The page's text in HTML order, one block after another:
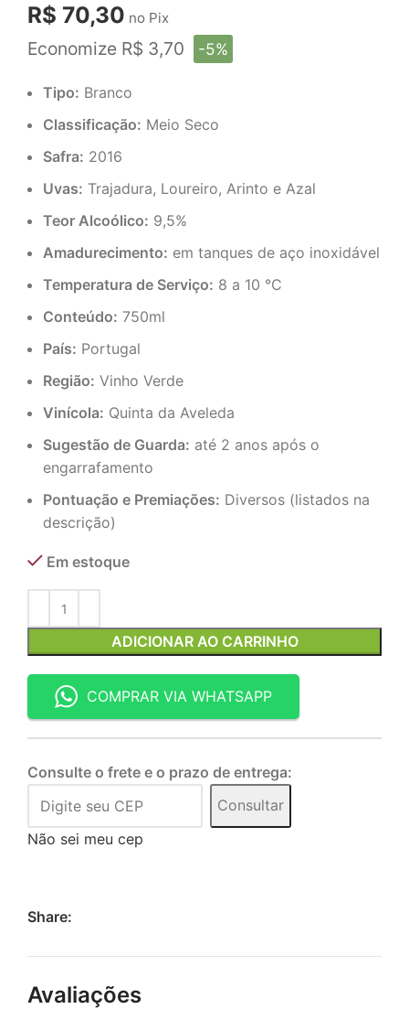
R$ 70,30 no Pix
Economize R$ 3,70 -5%
Tipo: Branco
Classificação: Meio Seco
Safra: 2016
Uvas: Trajadura, Loureiro, Arinto e Azal
Teor Alcoólico: 9,5%
Amadurecimento: em tanques de aço inoxidável
Temperatura de Serviço: 8 a 10 °C
Conteúdo: 750ml
País: Portugal
Região: Vinho Verde
Vinícola: Quinta da Aveleda
Sugestão de Guarda: até 2 anos após o
engarrafamento
Pontuação e Premiações: Diversos (listados na
descrição)
Em estoque
ADICIONAR AO CARRINHO
COMPRAR VIA WHATSAPP
Consulte o frete e o prazo de entrega:
Consultar
Não sei meu cep
Share:
Avaliações